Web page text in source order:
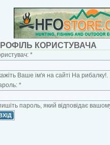
КОРИСТУВАЧА
*
Ваше ім'я на сайті На рибалку!.
*
пароль, який відповідає